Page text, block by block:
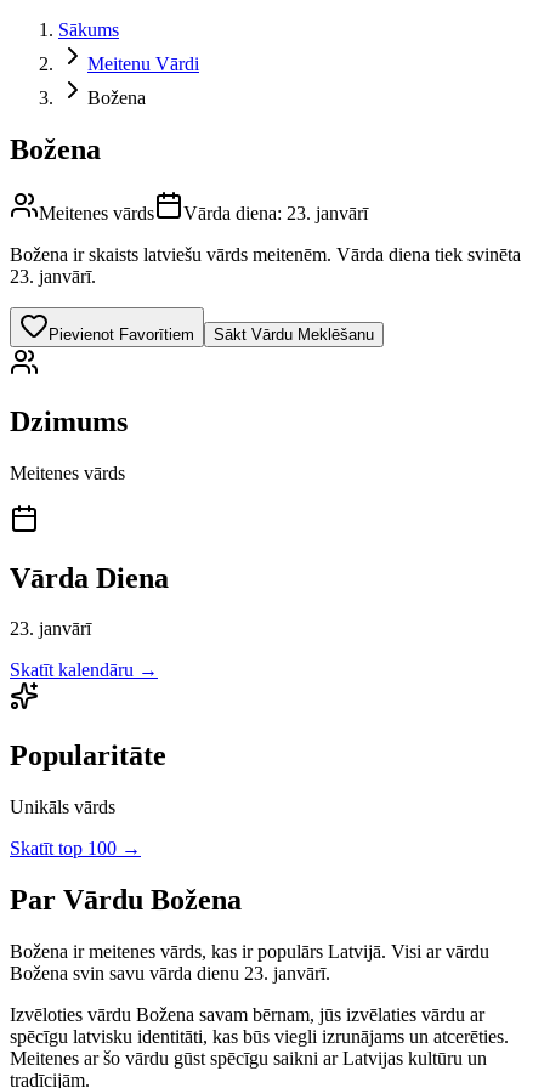
Sākums
Meitenu Vārdi
Božena
Božena
Meitenes vārds Vārda diena: 23. janvārī
Božena ir skaists latviešu vārds meitenēm. Vārda diena tiek svinēta
23. janvārī.
Pievienot Favorītiem Sākt Vārdu Meklēšanu
Dzimums
Meitenes vārds
Vārda Diena
23. janvārī
Skatīt kalendāru →
Popularitāte
Unikāls vārds
Skatīt top 100 →
Par Vārdu Božena
Božena irmeitenes vārds, kas ir populārs Latvijā. Visi ar vārdu
Božena svin savu vārda dienu 23. janvārī.
Izvēloties vārdu Božena savam bērnam, jūs izvēlaties vārdu ar
spēcīgu latvisku identitāti, kas būs viegli izrunājams un atcerēties.
Meitenes ar šo vārdu gūst spēcīgu saikni ar Latvijas kultūru un
tradīcijām.